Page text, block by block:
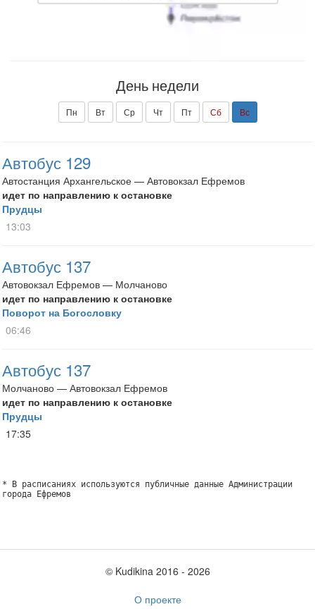
День недели
Пн Вт Ср Чт Пт Сб Вс
Автобус 129
Автостанция Архангельское — Автовокзал Ефремов
идет по направлению к остановке
Прудцы
13:03
Автобус 137
Автовокзал Ефремов — Молчаново
идет по направлению к остановке
Поворот на Богословку
06:46
Автобус 137
Молчаново — Автовокзал Ефремов
идет по направлению к остановке
Прудцы
17:35
* В расписаниях используются публичные данные Администрации
города Ефремов
© Kudikina 2016 ‐ 2026
О проекте